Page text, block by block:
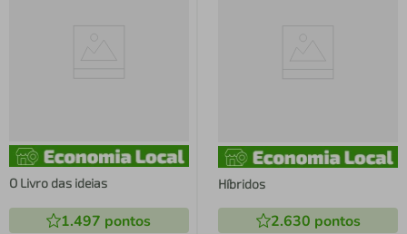
O Livro das ideias
1.497 pontos
Híbridos
2.630 pontos